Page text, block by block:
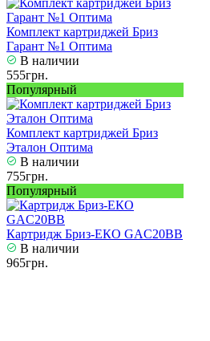
Комплект картриджей Бриз
Гарант №1 Оптима
В наличии
555грн.
Популярный
Комплект картриджей Бриз
Эталон Оптима
В наличии
755грн.
Популярный
Картридж Бриз-ЕКО GAC20ВВ
В наличии
965грн.